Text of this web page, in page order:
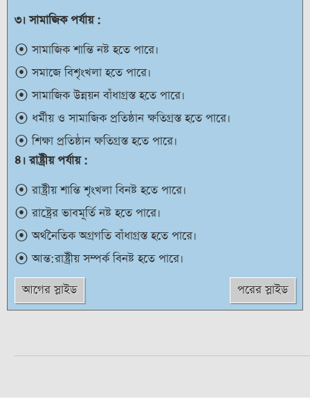
৩। সামাজিক পর্যায় :
সামাজিক শান্তি নষ্ট হতে পারে।
সমাজে বিশৃংখলা হতে পারে।
সামাজিক উন্নয়ন বাঁধাগ্রস্ত হতে পারে।
ধর্মীয় ও সামাজিক প্রতিষ্ঠান ক্ষতিগ্রস্ত হতে পারে।
শিক্ষা প্রতিষ্ঠান ক্ষতিগ্রস্ত হতে পারে।
৪। রাষ্ট্রীয় পর্যায় :
রাষ্ট্রীয় শান্তি শৃংখলা বিনষ্ট হতে পারে।
রাষ্ট্রের ভাবমূর্তি নষ্ট হতে পারে।
অর্থনৈতিক অগ্রগতি বাঁধাগ্রস্ত হতে পারে।
আন্ত:রাষ্ট্রীয় সম্পর্ক বিনষ্ট হতে পারে।
পরের স্লাইড
আগের স্লাইড